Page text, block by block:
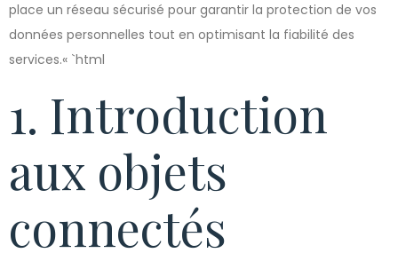
place un réseau sécurisé pour garantir la protection de vos
données personnelles tout en optimisant la fiabilité des
services.« `html
1. Introduction
aux objets
connectés